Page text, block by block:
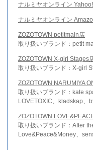
ナルミヤオンライン
ナルミヤオンライン
ZOZOTOWN petitmain店
取り扱いブランド：petit
ZOZOTOWN X-girl Stages
取り扱いブランド：X-girl
ZOZOTOWN NARUMIYA
取り扱いブランド：kate
LOVETOXIC、kladskap、
ZOZOTOWN
取り扱いブランド：After
Love&Peace&Money、